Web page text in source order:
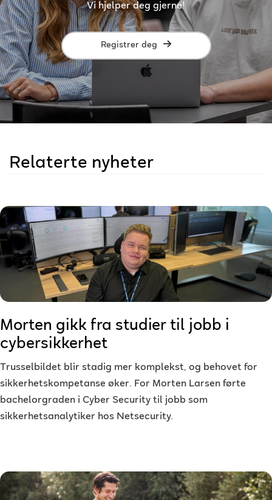
Vi hjelper deg gjerne!
Registrer deg
Relaterte nyheter
Morten gikk fra studier til jobb i
cybersikkerhet
Trusselbildet blir stadig mer komplekst, og behovet for
sikkerhetskompetanse øker. For Morten Larsen førte
bachelorgraden i Cyber Security til jobb som
sikkerhetsanalytiker hos Netsecurity.